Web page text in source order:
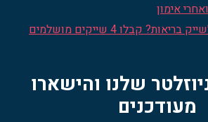
אימון
מחפשים מתכון לשייק בריאות? קבלו 4 שייקים מושלמים
שלנו והישארו
מעודכנים